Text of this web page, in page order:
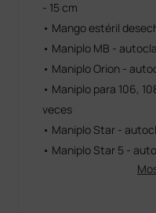
- 15 cm
• Mango estéril
• Maniplo MB -
• Maniplo Orion -
• Maniplo para 106,
veces
• Maniplo Star -
• Maniplo Star 5 -